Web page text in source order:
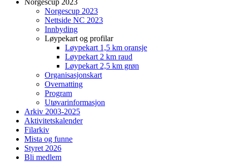
Norgescup 2023
Norgescup 2023
Nettside NC 2023
Innbyding
Løypekart og profilar
Løypekart 1,5 km oransje
Løypekart 2 km raud
Løypekart 2,5 km grøn
Organisasjonskart
Overnatting
Program
Utøvarinformasjon
Arkiv 2003-2025
Aktivitetskalender
Filarkiv
Mista og funne
Styret 2026
Bli medlem